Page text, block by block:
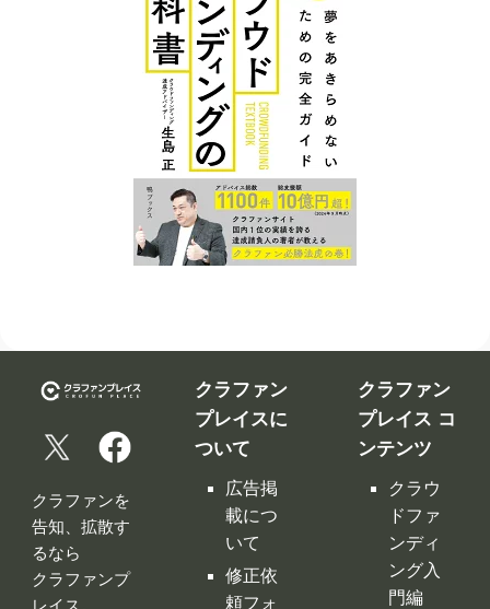
クラファンを
告知、拡散す
るなら
クラファンプ
レイス。
レイスには
全てのクラフ
ァンサイトの
情報が集約！
クラファン
プレイスに
いて
修正依
頼フォ
ーム
お問い
合わせ
利用規
約
ンディ
ング入
門編
クラウ
ドファ
ンディ
ング サ
イト徹